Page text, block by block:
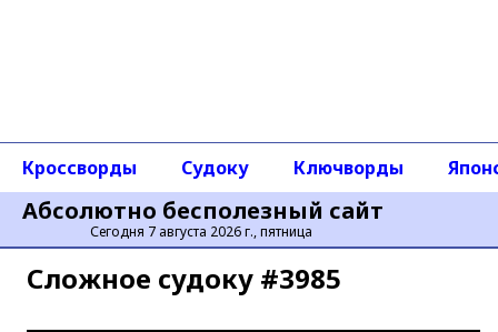
Абсолютно бесполезный сайт
Сегодня 7 августа 2026 г., пятница
Кроссворды Судоку Ключворды
Сложное cудоку #3985